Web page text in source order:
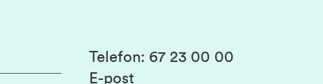
Telefon: 67 23 00 00
E-post